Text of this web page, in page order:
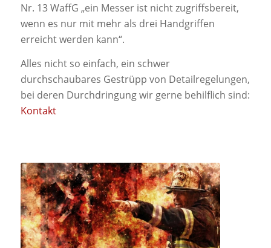
Nr. 13 WaffG „ein Messer ist nicht zugriffsbereit,
wenn es nur mit mehr als drei Handgriffen
erreicht werden kann“.
Alles nicht so einfach, ein schwer
durchschaubares Gestrüpp von Detailregelungen,
bei deren Durchdringung wir gerne behilflich sind:
Kontakt